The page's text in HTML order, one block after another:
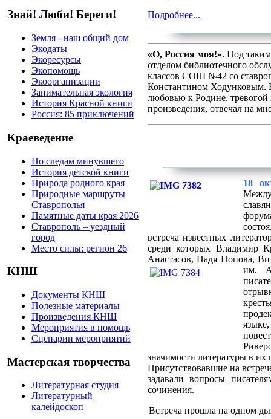
Знай! Люби! Береги!
Земля - наш общий дом
Экодаты
Экоресурсы
Экопомощь
Экоорганизации
Занимательная экология
История Красной книги
Россия: 85 приключений
Краеведение
По следам минувшего
История детской книги
Природа родного края
Природные маршруты
Ставрополья
Памятные даты края 2026
Ставрополь – уездный
город
Место силы: регион 26
КНШ
Документы КНШ
Полезные материалы
Произведения КНШ
Мероприятия в помощь
Сценарии мероприятий
Мастерская творчества
Литературная студия
Литературный
калейдоскоп
Подробнее...
«О, Россия моя!». Под
отделом библиотечного
классов СОШ №42 со
Константином Ходунковым.
любовью к Родине, тревогой
произведения, отвечал на
18
встреча известных
среди которых Владимир
Анастасов, Надя Попова,
им.
значимости литературы в
Присутствовавшие на
задавали вопросы
сочинения.
Встреча прошла на одном